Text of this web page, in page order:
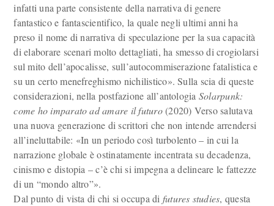
infatti una parte consistente della narrativa di genere
fantastico e fantascientifico, la quale negli ultimi anni ha
preso il nome di narrativa di speculazione per la sua capacità
di elaborare scenari molto dettagliati, ha smesso di crogiolarsi
sul mito dell’apocalisse, sull’autocommiserazione fatalistica e
su un certo menefreghismo nichilistico». Sulla scia di queste
considerazioni, nella postfazione all’antologia Solarpunk:
come ho imparato ad amare il futuro(2020) Verso salutava
una nuova generazione di scrittori che non intende arrendersi
all’ineluttabile: «In un periodo così turbolento – in cui la
narrazione globale è ostinatamente incentrata su decadenza,
cinismo e distopia – c’è chi si impegna a delineare le fattezze
di un “mondo altro”».
Dal punto di vista di chi si occupa di futures studies, questa